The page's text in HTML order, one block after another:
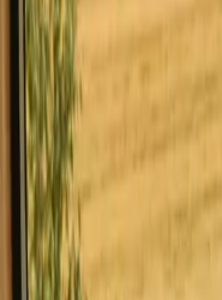
Glamping em Jutlandia
Explore